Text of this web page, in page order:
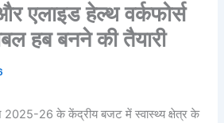
एलाइड हेल्थ वर्कफोर्स
हब बनने की तैयारी
2025-26 के केंद्रीय बजट में स्वास्थ्य क्षेत्र के